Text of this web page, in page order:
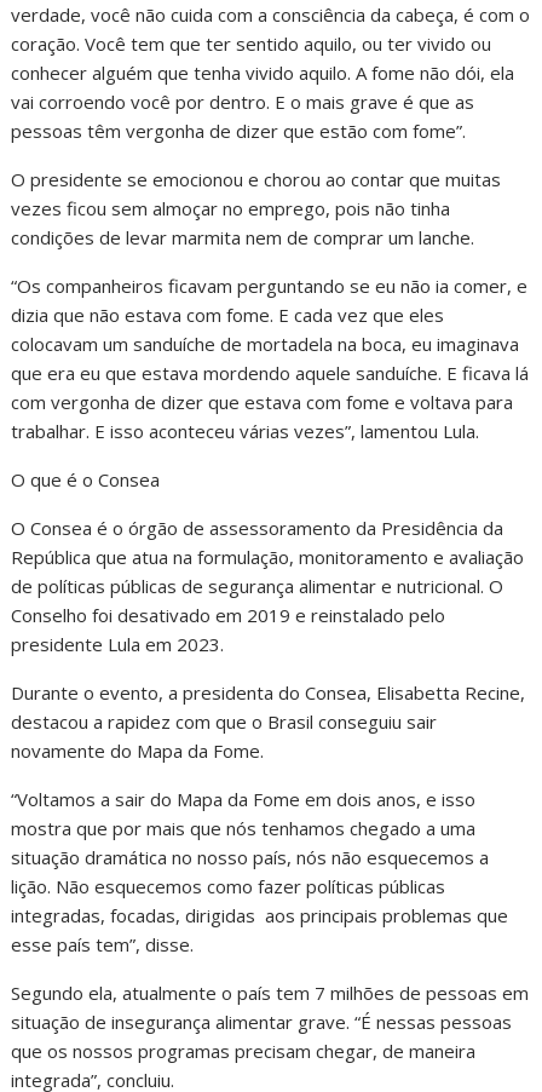
verdade, você não cuida com a consciência da cabeça, é com o
coração. Você tem que ter sentido aquilo, ou ter vivido ou
conhecer alguém que tenha vivido aquilo. A fome não dói, ela
vai corroendo você por dentro. E o mais grave é que as
pessoas têm vergonha de dizer que estão com fome”.
O presidente se emocionou e chorou ao contar que muitas
vezes ficou sem almoçar no emprego, pois não tinha
condições de levar marmita nem de comprar um lanche.
“Os companheiros ficavam perguntando se eu não ia comer, e
dizia que não estava com fome. E cada vez que eles
colocavam um sanduíche de mortadela na boca, eu imaginava
que era eu que estava mordendo aquele sanduíche. E ficava lá
com vergonha de dizer que estava com fome e voltava para
trabalhar. E isso aconteceu várias vezes”, lamentou Lula.
O que é o Consea
O Consea é o órgão de assessoramento da Presidência da
República que atua na formulação, monitoramento e avaliação
de políticas públicas de segurança alimentar e nutricional. O
Conselho foi desativado em 2019 e reinstalado pelo
presidente Lula em 2023.
Durante o evento, a presidenta do Consea, Elisabetta Recine,
destacou a rapidez com que o Brasil conseguiu sair
novamente do Mapa da Fome.
“Voltamos a sair do Mapa da Fome em dois anos, e isso
mostra que por mais que nós tenhamos chegado a uma
situação dramática no nosso país, nós não esquecemos a
lição. Não esquecemos como fazer políticas públicas
integradas, focadas, dirigidas aos principais problemas que
esse país tem”, disse.
Segundo ela, atualmente o país tem 7 milhões de pessoas em
situação de insegurança alimentar grave. “É nessas pessoas
que os nossos programas precisam chegar, de maneira
integrada”, concluiu.